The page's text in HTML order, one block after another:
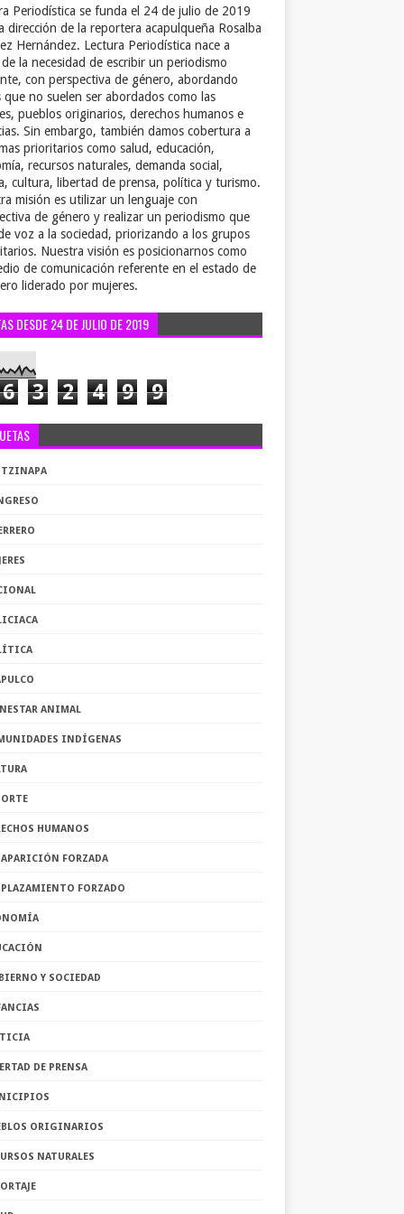
Periodística se funda el 24 de julio de 2019
dirección de la reportera acapulqueña Rosalba
Hernández. Lectura Periodística nace a
la necesidad de escribir un periodismo
con perspectiva de género, abordando
que no suelen ser abordados como las
pueblos originarios, derechos humanos e
Sin embargo, también damos cobertura a
prioritarios como salud, educación,
recursos naturales, demanda social,
cultura, libertad de prensa, política y turismo.
misión es utilizar un lenguaje con
de género y realizar un periodismo que
voz a la sociedad, priorizando a los grupos
Nuestra visión es posicionarnos como
de comunicación referente en el estado de
liderado por mujeres.
DESDE 24 DE JULIO DE 2019
6 3 2 4 9 9
ANIMAL
INDÍGENAS
HUMANOS
FORZADA
FORZADO
Y SOCIEDAD
DE PRENSA
ORIGINARIOS
NATURALES